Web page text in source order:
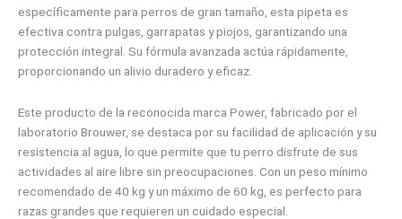
específicamente para perros de gran tamaño, esta pipeta es
efectiva contra pulgas, garrapatas y piojos, garantizando una
protección integral. Su fórmula avanzada actúa rápidamente,
proporcionando un alivio duradero y eficaz.
Este producto de la reconocida marca Power, fabricado por el
laboratorio Brouwer, se destaca por su facilidad de aplicación y su
resistencia al agua, lo que permite que tu perro disfrute de sus
actividades al aire libre sin preocupaciones. Con un peso mínimo
recomendado de 40 kg y un máximo de 60 kg, es perfecto para
razas grandes que requieren un cuidado especial.